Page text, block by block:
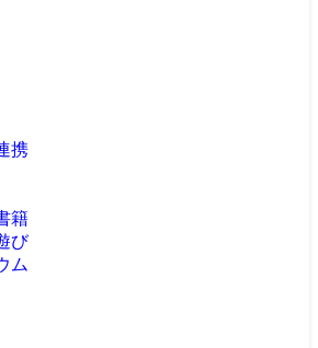
携
籍
び
ム